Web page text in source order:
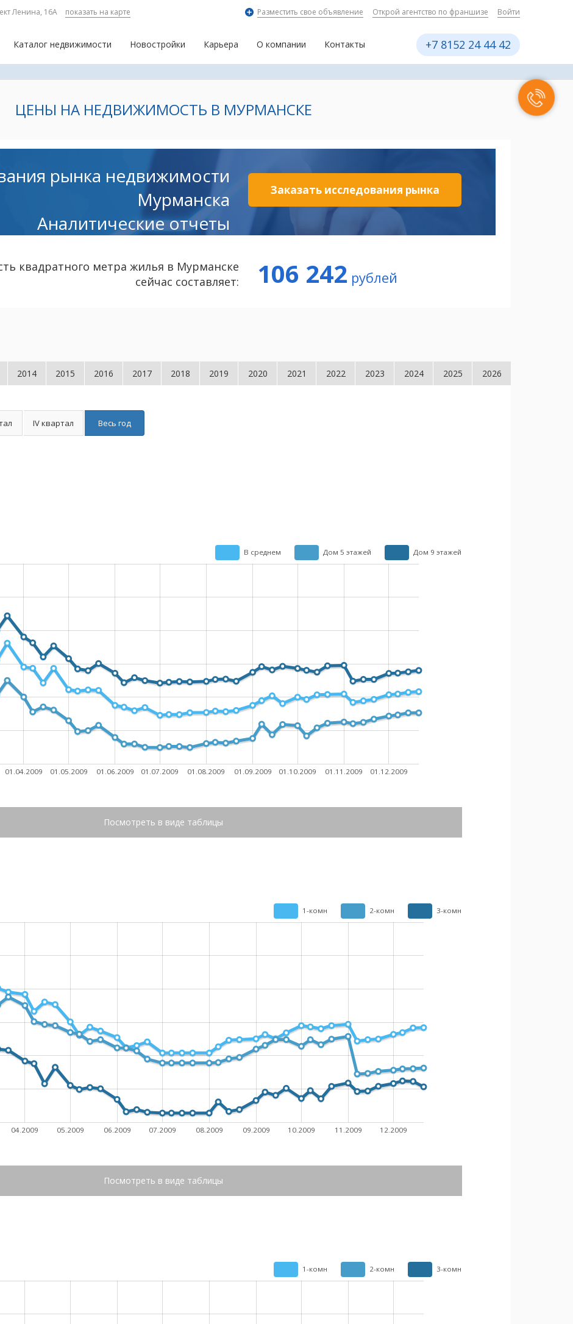
Ленина, 16А показать на карте Разместить свое объявление Открой агентство по франшизе Войти
Каталог недвижимости Новостройки Карьера О компании Контакты +7 8152 24 44 42
ЦЕНЫ НА НЕДВИЖИМОСТЬ В МУРМАНСКЕ
рынка недвижимости
Мурманска
Аналитические отчеты
Заказать исследования рынка
квадратного метра жилья в Мурманске
сейчас составляет:
106 242 рублей
2014 2015 2016 2017 2018 2019 2020 2021 2022 2023 2024 2025 2026
IV квартал Весь год
В среднем Дом 5 этажей Дом 9 этажей
01.04.2009 01.05.2009 01.06.2009 01.07.2009 01.08.2009 01.09.2009 01.10.2009 01.11.2009 01.12.2009
Посмотреть в виде таблицы
1-комн 2-комн 3-комн
04.2009 05.2009 06.2009 07.2009 08.2009 09.2009 10.2009 11.2009 12.2009
Посмотреть в виде таблицы
1-комн 2-комн 3-комн